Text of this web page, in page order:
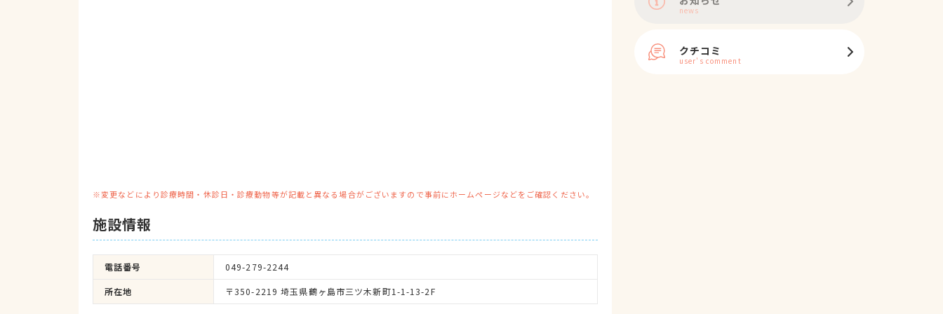
※変更などにより診療時間・休診日・診療動物等が記載と異なる場合がございますので事前にホームページなどをご確認ください。
施設情報
電話番号 049-279-2244
所在地 〒350-2219 埼玉県鶴ヶ島市三ツ木新町1-1-13-2F
news
クチコミ
user's comment